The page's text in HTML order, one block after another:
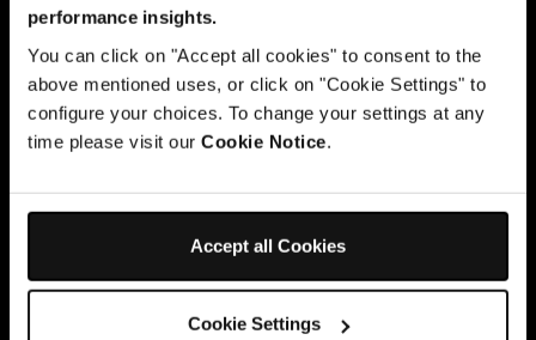
performance insights.
You can click on "Accept all cookies" to consent to the
above mentioned uses, or click on "Cookie Settings" to
configure your choices. To change your settings at any
time please visit our Cookie Notice.
Accept all Cookies
Cookie Settings